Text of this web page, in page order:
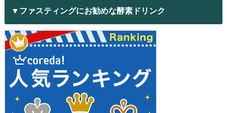
▼ファスティングにお勧めな酵素ドリンク